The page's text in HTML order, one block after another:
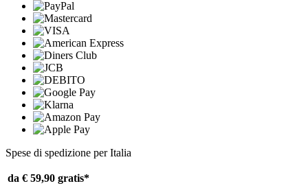
Spese di spedizione per Italia
da € 59,90 gratis*